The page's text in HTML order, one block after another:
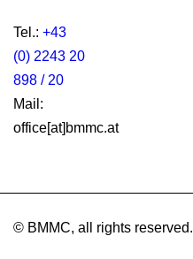
Tel.: +43
(0) 2243 20
898 / 20
Mail:
office[at]bmmc.at
© BMMC, all rights reserved.